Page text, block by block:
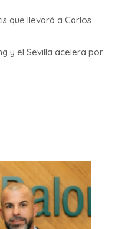
que llevará a Carlos
y el Sevilla acelera por